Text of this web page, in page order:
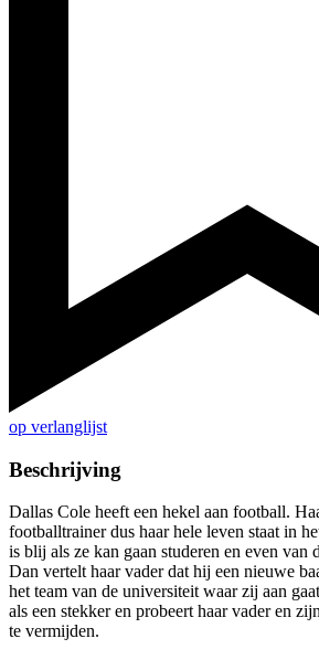
op verlanglijst
Beschrijving
Dallas Cole heeft een hekel aan football.
footballtrainer dus haar hele leven staat in
is blij als ze kan gaan studeren en even van
Dan vertelt haar vader dat hij een nieuwe
het team van de universiteit waar zij aan
als een stekker en probeert haar vader en
te vermijden.